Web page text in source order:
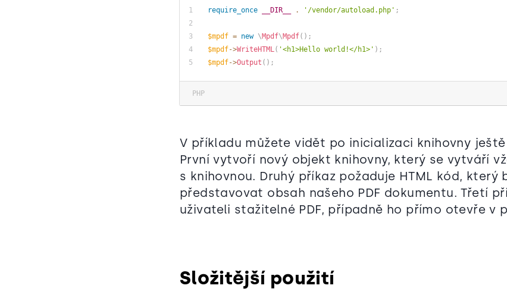
require_once __DIR__ . '/vendor/autoload.php' ;
$mpdf = new \Mpdf\Mpdf( ) ;
$mpdf->WriteHTML( '<h1>Hello world!</h1>' ) ;
$mpdf->Output ( ) ;
PHP
V příkladu můžete vidět po inicializaci knihovny
První vytvoří nový objekt knihovny, který se vytváří
s knihovnou. Druhý příkaz požaduje HTML kód, který
představovat obsah našeho PDF dokumentu. Třetí
uživateli stažitelné PDF, případně ho přímo otevře v
Složitější použití